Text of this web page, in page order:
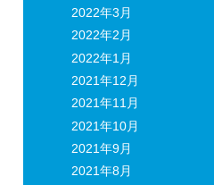
2022年3月
2022年2月
2022年1月
2021年12月
2021年11月
2021年10月
2021年9月
2021年8月